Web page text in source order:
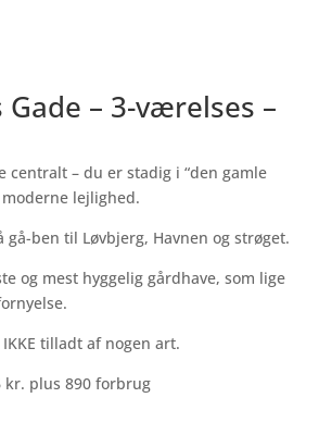
Gade – 3-værelses –
centralt – du er stadig i “den gamle
lejlighed.
ben til Løvbjerg, Havnen og strøget.
og mest hyggelig gårdhave, som lige
tilladt af nogen art.
kr. plus 890 forbrug